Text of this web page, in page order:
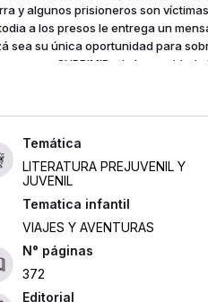
y algunos prisioneros son
a los presos le entrega un
sea su única oportunidad para
con SUPRIMIR a la
es el escape. ¿Pero qué te
LITERATURA PREJUVENIL Y
JUVENIL
Tematica infantil
VIAJES Y AVENTURAS
372
Editorial